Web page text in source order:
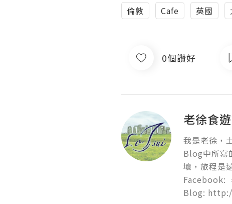
倫敦 Cafe 英國
0個讚好
老徐食
我是老徐，
Blog中所寫
壞，旅程是
Facebook:
Blog: